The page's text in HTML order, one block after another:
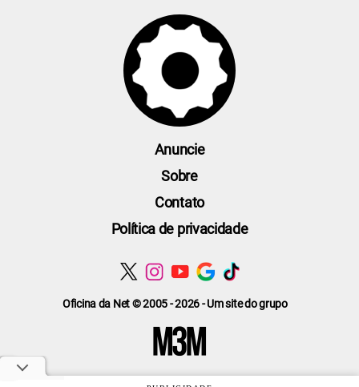
Oficina da Net © 2005 - 2026 - Um site do grupo
Anuncie
Sobre
Contato
Política de privacidade